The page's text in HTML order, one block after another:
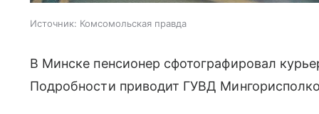
Источник: Комсомольская правда
В Минске пенсионер сфотографировал
Подробности приводит ГУВД